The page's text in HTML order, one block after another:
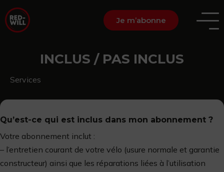
Je m’abonne
INCLUS / PAS INCLUS
Services
Qu’est-ce qui est inclus dans mon abonnement ?
Votre abonnement inclut :
– l’entretien courant de votre vélo (usure normale et garantie
constructeur) ainsi que les réparations liées à l’utilisation